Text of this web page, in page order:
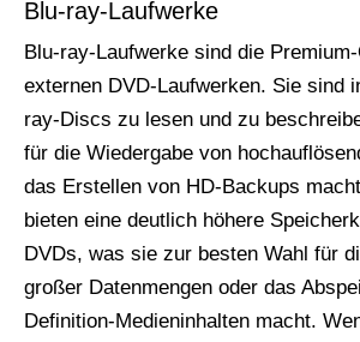
Blu-ray-Laufwerke
Blu-ray-Laufwerke sind die
externen DVD-Laufwerken. Sie sind
ray-Discs zu lesen und zu
für die Wiedergabe von
das Erstellen von HD-Backups
bieten eine deutlich höhere
DVDs, was sie zur besten Wahl für
großer Datenmengen oder das
Definition-Medieninhalten macht.